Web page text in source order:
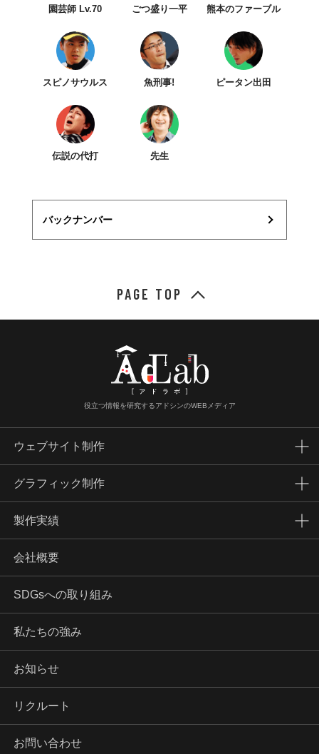
園芸師 Lv.70 ごつ盛り一平 熊本のファーブル
スピノサウルス 魚刑事! ピータン出田
伝説の代打 先生
バックナンバー
PAGE TOP
役立つ情報を研究するアドシンのWEBメディア
ウェブサイト制作
グラフィック制作
製作実績
会社概要
SDGsへの取り組み
私たちの強み
お知らせ
リクルート
お問い合わせ